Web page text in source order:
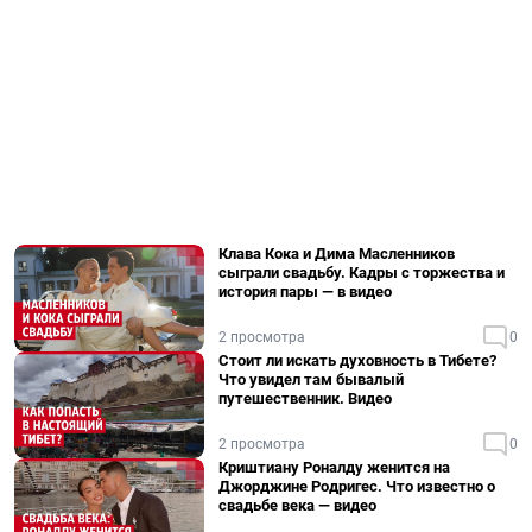
Клава Кока и Дима Масленников
сыграли свадьбу. Кадры с торжества и
история пары — в видео
2 просмотра 0
Стоит ли искать духовность в Тибете?
Что увидел там бывалый
путешественник. Видео
2 просмотра 0
Криштиану Роналду женится на
Джорджине Родригес. Что известно о
свадьбе века — видео